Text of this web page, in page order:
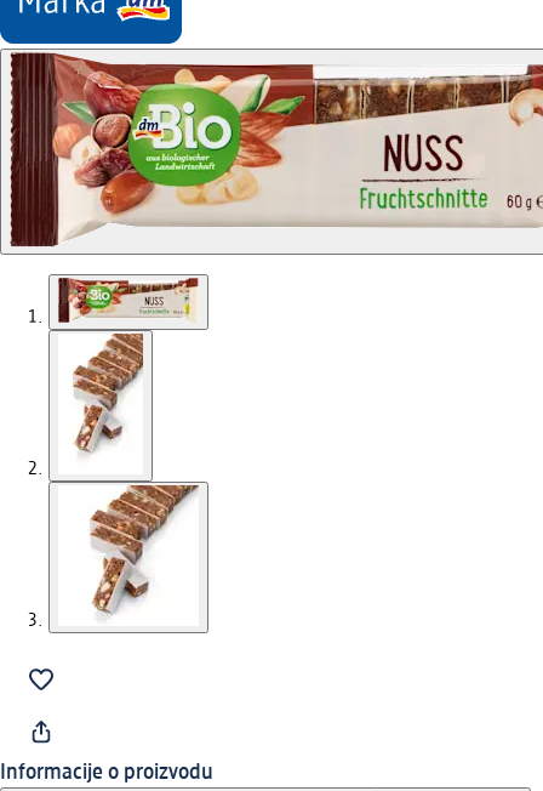
Informacije o proizvodu